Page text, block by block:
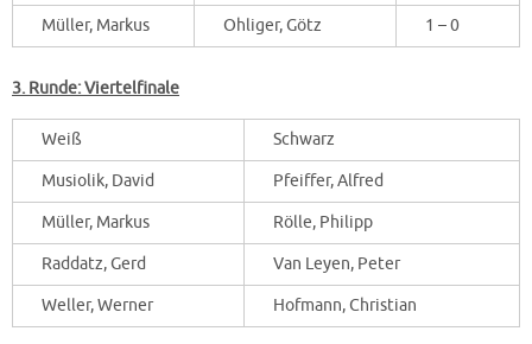
Müller, Markus Ohliger, Götz 1 – 0
3. Runde: Viertelfinale
Weiß Schwarz
Musiolik, David Pfeiffer, Alfred
Müller, Markus Rölle, Philipp
Raddatz, Gerd Van Leyen, Peter
Weller, Werner Hofmann, Christian